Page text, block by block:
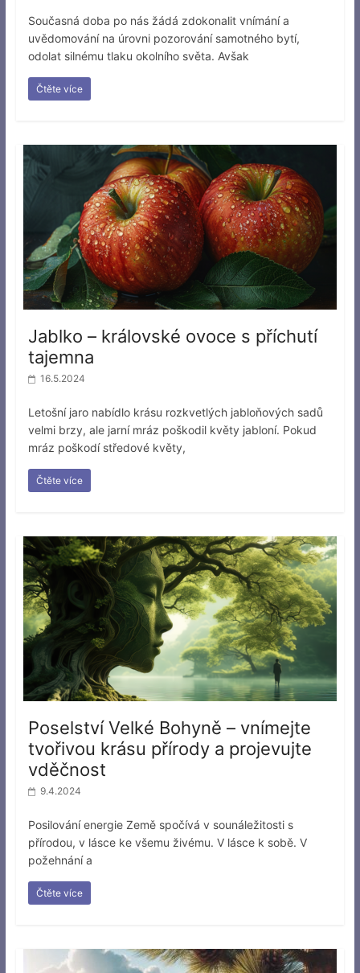
Současná doba po nás žádá zdokonalit vnímání a
uvědomování na úrovni pozorování samotného bytí,
odolat silnému tlaku okolního světa. Avšak
Čtěte více
Jablko – královské ovoce s příchutí
tajemna
16.5.2024
Letošní jaro nabídlo krásu rozkvetlých jabloňových sadů
velmi brzy, ale jarní mráz poškodil květy jabloní. Pokud
mráz poškodí středové květy,
Čtěte více
Poselství Velké Bohyně – vnímejte
tvořivou krásu přírody a projevujte
vděčnost
9.4.2024
Posilování energie Země spočívá v sounáležitosti s
přírodou, v lásce ke všemu živému. V lásce k sobě. V
požehnání a
Čtěte více